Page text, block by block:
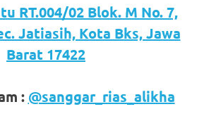
.
RT.004/02 Blok. M No. 7,
Jatiasih, Kota Bks, Jawa
Barat 17422
: @sanggar_rias_alikha